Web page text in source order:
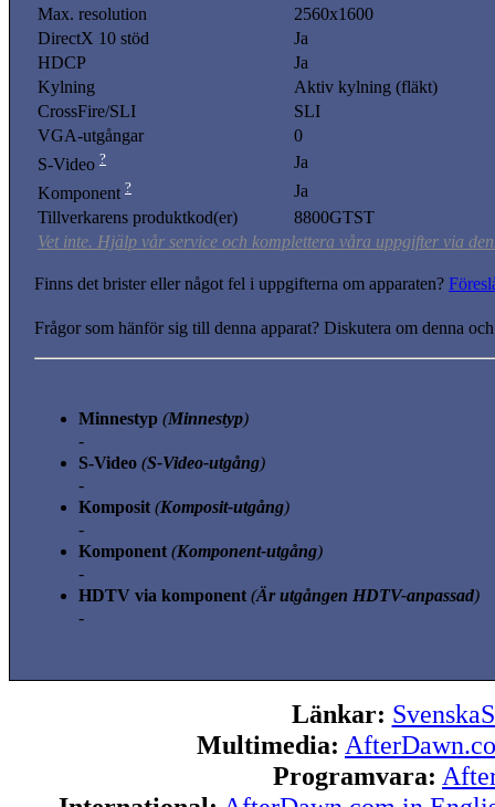
Max. resolution
2560x1600
DirectX 10 stöd
Ja
HDCP
Ja
Kylning
Aktiv kylning (fläkt)
CrossFire/SLI
SLI
VGA-utgångar
0
S-Video ?
Ja
Komponent ?
Ja
Tillverkarens produktkod(er)
8800GTST
Vet inte. Hjälp vår service och komplettera våra uppgifter via
Finns det brister eller något fel i uppgifterna om apparaten?
Frågor som hänför sig till denna apparat? Diskutera om denna
Minnestyp (Minnestyp)
-
S-Video (S-Video-utgång)
-
Komposit (Komposit-utgång)
-
Komponent (Komponent-utgång)
-
HDTV via komponent (Är utgången HDTV-anpassad)
-
Länkar:
Multimedia:
Programvara: